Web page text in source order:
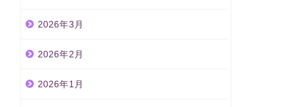
2026年3月
2026年2月
2026年1月